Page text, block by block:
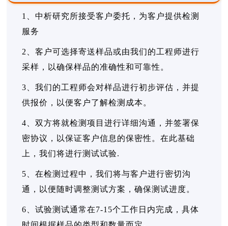
1、中析研究所接受客户委托，为客户提供检测
服务
2、客户可选择寄送样品或由我们的工程师进行
采样，以确保样品的准确性和可靠性。
3、我们的工程师会对样品进行初步评估，并提
供报价，以便客户了解检测成本。
4、双方将就检测项目进行详细沟通，并签署保
密协议，以保证客户信息的保密性。在此基础
上，我们将进行测试试验.
5、在检测过程中，我们将与客户进行密切沟
通，以便随时调整测试方案，确保测试进度。
6、试验测试通常在7-15个工作日内完成，具体